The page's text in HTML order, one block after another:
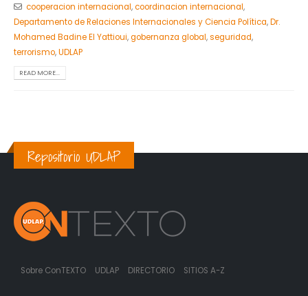
cooperacion internacional,coordinacion internacional,
Departamento de Relaciones Internacionales y Ciencia Política,Dr.
Mohamed Badine El Yattioui,gobernanza global,seguridad,
terrorismo,UDLAP
READ MORE...
Repositorio UDLAP
Sobre ConTEXTO UDLAP DIRECTORIO SITIOS A-Z